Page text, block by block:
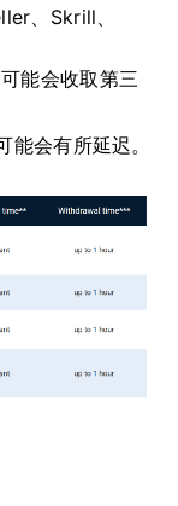
、Skrill、
能会收取第三
会有所延迟。